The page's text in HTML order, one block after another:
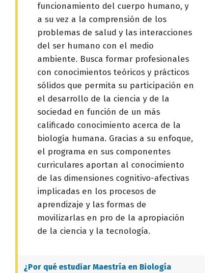
funcionamiento del cuerpo humano, y
a su vez a la comprensión de los
problemas de salud y las interacciones
del ser humano con el medio
ambiente. Busca formar profesionales
con conocimientos teóricos y prácticos
sólidos que permita su participación en
el desarrollo de la ciencia y de la
sociedad en función de un más
calificado conocimiento acerca de la
biología humana. Gracias a su enfoque,
el programa en sus componentes
curriculares aportan al conocimiento
de las dimensiones cognitivo-afectivas
implicadas en los procesos de
aprendizaje y las formas de
movilizarlas en pro de la apropiación
de la ciencia y la tecnología.
¿Por qué estudiarMaestría en Biología